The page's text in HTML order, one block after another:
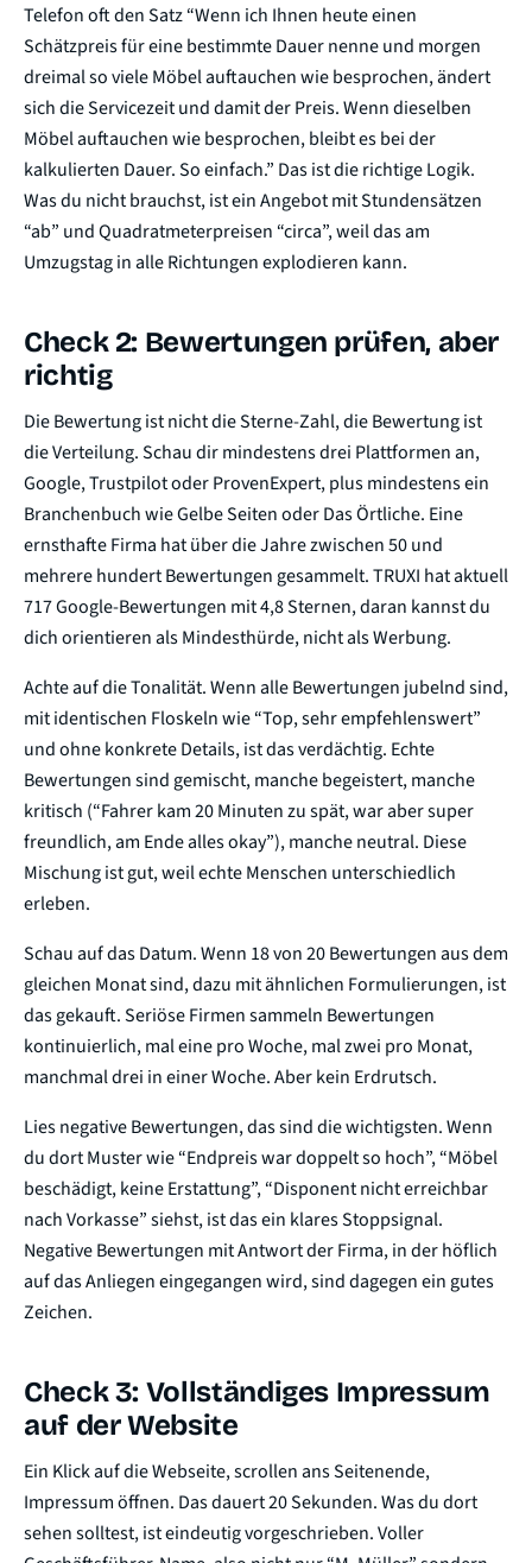
Telefon oft den Satz “Wenn ich Ihnen heute einen
Schätzpreis für eine bestimmte Dauer nenne und morgen
dreimal so viele Möbel auftauchen wie besprochen, ändert
sich die Servicezeit und damit der Preis. Wenn dieselben
Möbel auftauchen wie besprochen, bleibt es bei der
kalkulierten Dauer. So einfach.” Das ist die richtige Logik.
Was du nicht brauchst, ist ein Angebot mit Stundensätzen
“ab” und Quadratmeterpreisen “circa”, weil das am
Umzugstag in alle Richtungen explodieren kann.
Check 2: Bewertungen prüfen, aber
richtig
Die Bewertung ist nicht die Sterne-Zahl, die Bewertung ist
die Verteilung. Schau dir mindestens drei Plattformen an,
Google, Trustpilot oder ProvenExpert, plus mindestens ein
Branchenbuch wie Gelbe Seiten oder Das Örtliche. Eine
ernsthafte Firma hat über die Jahre zwischen 50 und
mehrere hundert Bewertungen gesammelt. TRUXI hat aktuell
717 Google-Bewertungen mit 4,8 Sternen, daran kannst du
dich orientieren als Mindesthürde, nicht als Werbung.
Achte auf die Tonalität. Wenn alle Bewertungen jubelnd sind,
mit identischen Floskeln wie “Top, sehr empfehlenswert”
und ohne konkrete Details, ist das verdächtig. Echte
Bewertungen sind gemischt, manche begeistert, manche
kritisch (“Fahrer kam 20 Minuten zu spät, war aber super
freundlich, am Ende alles okay”), manche neutral. Diese
Mischung ist gut, weil echte Menschen unterschiedlich
erleben.
Schau auf das Datum. Wenn 18 von 20 Bewertungen aus dem
gleichen Monat sind, dazu mit ähnlichen Formulierungen, ist
das gekauft. Seriöse Firmen sammeln Bewertungen
kontinuierlich, mal eine pro Woche, mal zwei pro Monat,
manchmal drei in einer Woche. Aber kein Erdrutsch.
Lies negative Bewertungen, das sind die wichtigsten. Wenn
du dort Muster wie “Endpreis war doppelt so hoch”, “Möbel
beschädigt, keine Erstattung”, “Disponent nicht erreichbar
nach Vorkasse” siehst, ist das ein klares Stoppsignal.
Negative Bewertungen mit Antwort der Firma, in der höflich
auf das Anliegen eingegangen wird, sind dagegen ein gutes
Zeichen.
Check 3: Vollständiges Impressum
auf der Website
Ein Klick auf die Webseite, scrollen ans Seitenende,
Impressum öffnen. Das dauert 20 Sekunden. Was du dort
sehen solltest, ist eindeutig vorgeschrieben. Voller